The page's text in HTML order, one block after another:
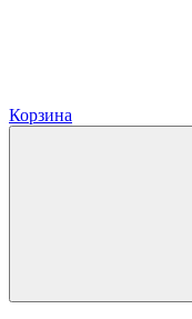
Корзина